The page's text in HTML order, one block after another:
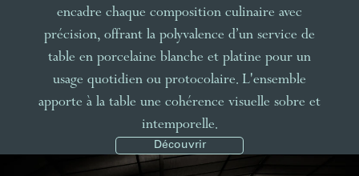
encadre chaque composition culinaire avec
précision, offrant la polyvalence d’un service de
table en porcelaine blanche et platine pour un
usage quotidien ou protocolaire. L'ensemble
apporte à la table une cohérence visuelle sobre et
intemporelle.
Découvrir